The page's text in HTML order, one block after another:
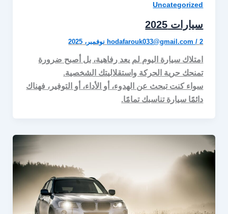
Uncategorized
سيارات 2025
hodafarouk033@gmail.com
امتلاك سيارة اليوم لم يعد رفاهية، بل أصبح ضرورة
تمنحك حرية الحركة واستقلاليتك الشخصية.
سواء كنت تبحث عن الهدوء، أو الأداء، أو التوفير، فهناك
دائمًا سيارة تناسبك تمامًا.